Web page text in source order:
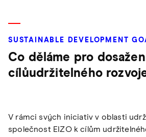
SUSTAINABLE DEVELOPMENT
Co děláme pro
cílůudržitelného
V rámci svých iniciativ v oblasti
společnost EIZO k cílům